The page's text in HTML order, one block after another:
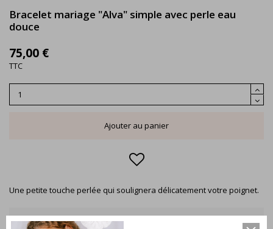
Bracelet mariage "Alva" simple avec perle eau
douce
75,00 €
TTC
Ajouter au panier
Une petite touche perlée qui soulignera délicatement votre poignet.
DESCRIPTION